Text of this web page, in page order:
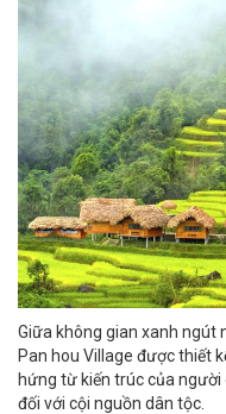
Giữa không gian xanh ngút
Pan hou Village được thiết
hứng từ kiến trúc của người
đối với cội nguồn dân tộc.